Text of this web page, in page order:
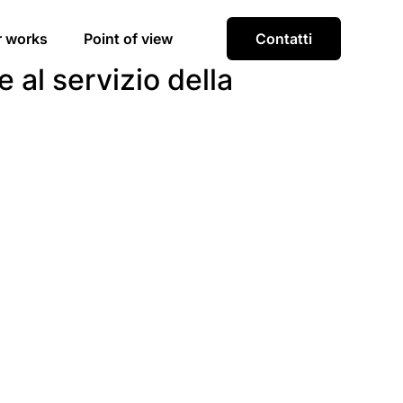
works Point of view Contatti
al servizio della